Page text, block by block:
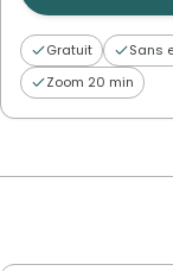
Gratuit Sans
Zoom 20 min